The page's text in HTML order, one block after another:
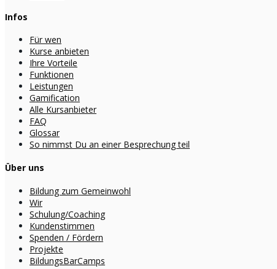
Infos
Für wen
Kurse anbieten
Ihre Vorteile
Funktionen
Leistungen
Gamification
Alle Kursanbieter
FAQ
Glossar
So nimmst Du an einer Besprechung teil
Über uns
Bildung zum Gemeinwohl
Wir
Schulung/Coaching
Kundenstimmen
Spenden / Fördern
Projekte
BildungsBarCamps